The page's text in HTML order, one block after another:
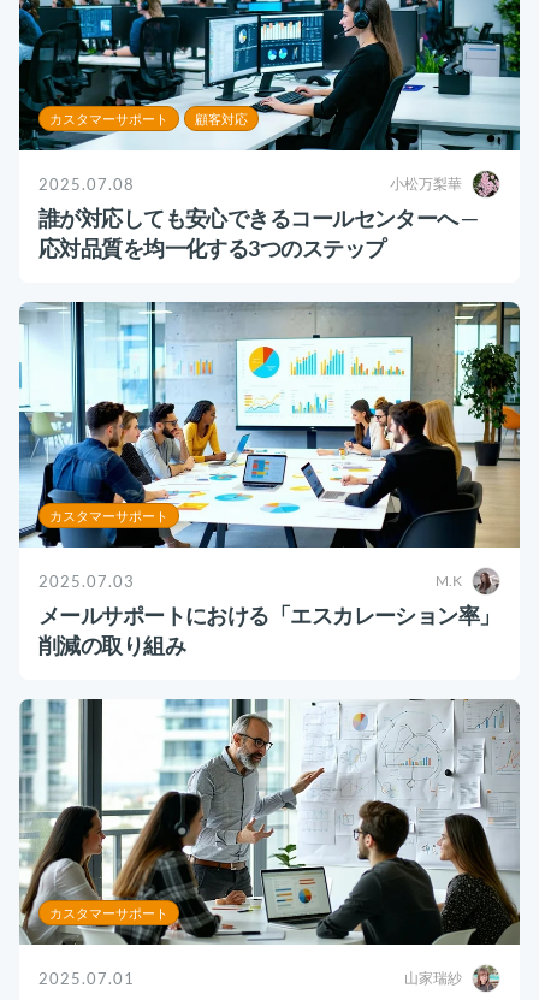
カスタマーサポート 顧客対応
2025.07.08 小松万梨華
誰が対応しても安心できるコールセンターへ ─
応対品質を均一化する3つのステップ
カスタマーサポート
2025.07.03 M.K
メールサポートにおける「エスカレーション率」
削減の取り組み
カスタマーサポート
2025.07.01 山家瑞紗